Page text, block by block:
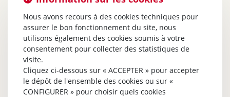
Nous avons recours à des cookies techniques pour
assurer le bon fonctionnement du site, nous
utilisons également des cookies soumis à votre
consentement pour collecter des statistiques de
visite.
Cliquez ci-dessous sur « ACCEPTER » pour accepter
le dépôt de l'ensemble des cookies ou sur «
CONFIGURER » pour choisir quels cookies